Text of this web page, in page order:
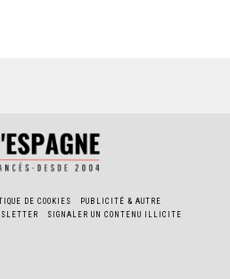
DE COOKIES
PUBLICITÉ & AUTRE
SIGNALER UN CONTENU ILLICITE